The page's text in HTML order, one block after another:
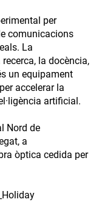
per
comunicacions
La
la docència,
un equipament
accelerar la
artificial.
Nord de
a
òptica cedida per